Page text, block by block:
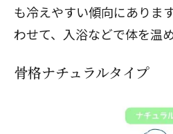
も冷えやすい傾向にありま
わせて、入浴などで体を温
骨格ナチュラルタイプ